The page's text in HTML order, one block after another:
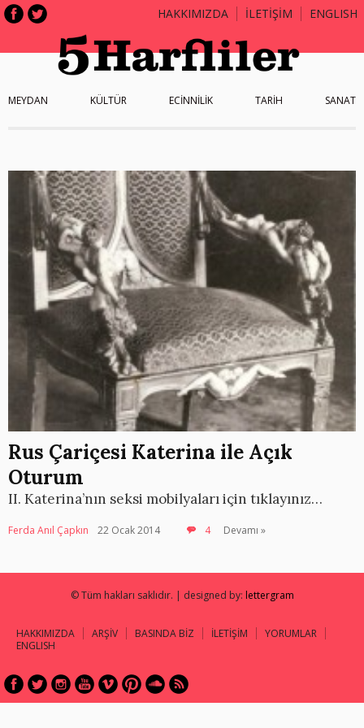
HAKKIMIZDA İLETİŞİM ENGLISH
MEYDAN KÜLTÜR ECİNNİLİK TARİH SANAT
Rus Çariçesi Katerina ile Açık
Oturum
II. Katerina’nın seksi mobilyaları için tıklayınız…
Ferda Anıl Çapkın 22 Ocak 2014 4 Devamı »
© Tüm hakları saklıdır. | designed by: lettergram
HAKKIMIZDA ARŞİV BASINDA BİZ İLETİŞİM
YORUMLAR
ENGLISH